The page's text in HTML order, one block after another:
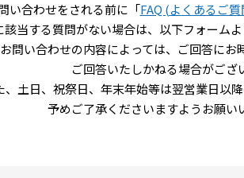
い合わせをされる前に「FAQ (よくあるご質
該当する質問がない場合は、以下フォーム
お問い合わせの内容によっては、ご回答にお
ご回答いたしかねる場合がござ
、土日、祝祭日、年末年始等は翌営業日以降
予めご了承くださいますようお願い